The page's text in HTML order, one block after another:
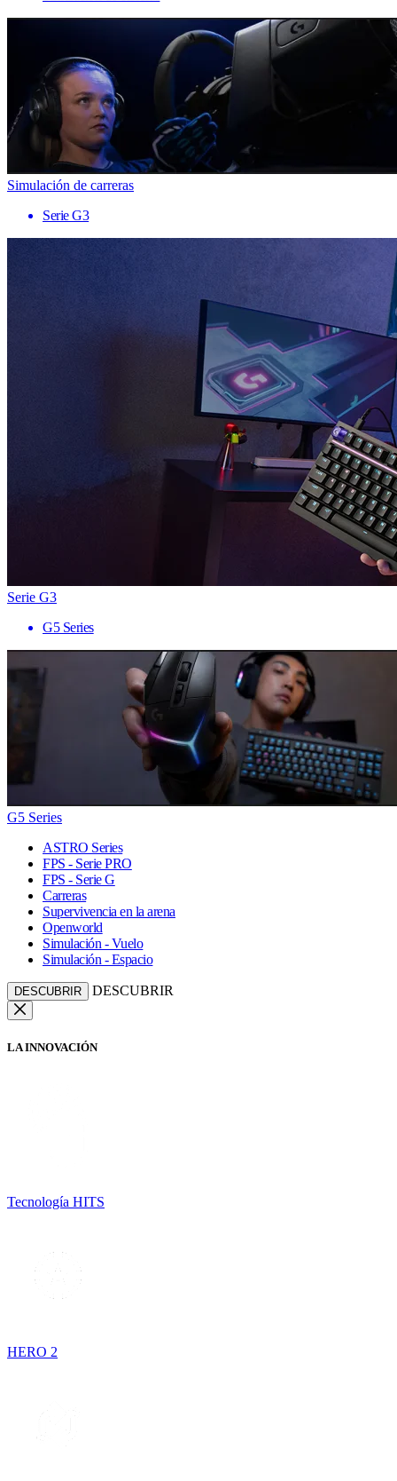
Simulación de carreras
Serie G3
Serie G3
G5 Series
G5 Series
ASTRO Series
FPS - Serie PRO
FPS - Serie G
Carreras
Supervivencia en la arena
Openworld
Simulación - Vuelo
Simulación - Espacio
DESCUBRIR DESCUBRIR
LA INNOVACIÓN
Tecnología HITS
HERO 2